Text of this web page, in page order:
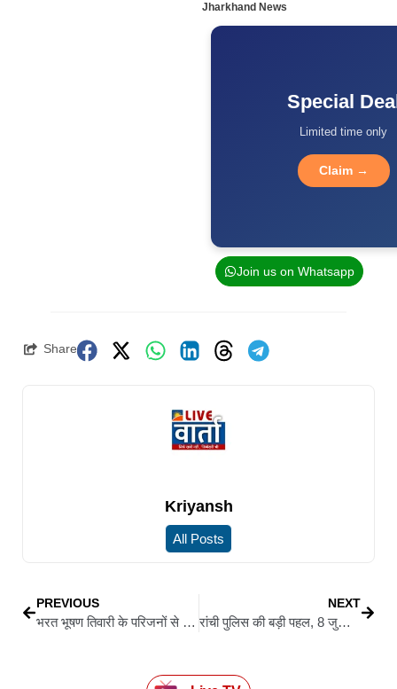
Jharkhand News
Special
Limited time only
Claim →
Join us on Whatsapp
Share
Kriyansh
All Posts
PREVIOUS
भरत भूषण तिवारी के परिजनों से मिले मंत्री अशोक चौधरी, निष्पक्ष जांच और दोषियों पर कड़ी कार्रवाई का दिया भरोसा
NEXT
रांची पुलिस की बड़ी पहल, 8 जुलाई को सभी थानों में लगेगा जन शिकायत समाधान कार्यक्रम